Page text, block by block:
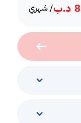
د.ب/ شهري
- The Villa
- 4 bright